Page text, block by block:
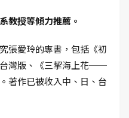
教授等傾力推薦。
張愛玲的專書，包括《初
灣版、《三挈海上花──
著作已被收入中、日、台